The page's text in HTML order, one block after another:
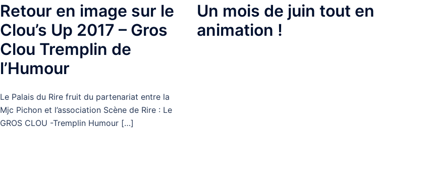
Retour en image sur le
Clou’s Up 2017 – Gros
Clou Tremplin de
l’Humour
Le Palais du Rire fruit du partenariat entre la
Mjc Pichon et l’association Scène de Rire : Le
GROS CLOU -Tremplin Humour […]
Un mois de juin tout en
animation !